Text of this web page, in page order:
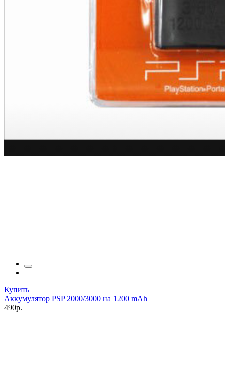
Купить
Аккумулятор PSP 2000/3000 на 1200 mAh
490р.